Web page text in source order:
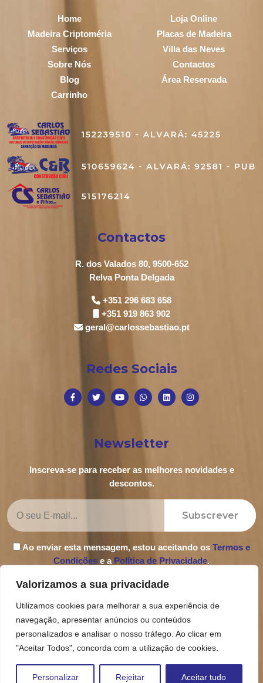
Valorizamos a sua privacidade
Utilizamos cookies para melhorar a sua experiência de
navegação, apresentar anúncios ou conteúdos
personalizados e analisar o nosso tráfego. Ao clicar em
"Aceitar Todos", concorda com a utilização de cookies.
Personalizar Rejeitar Aceitar tudo
Home
Loja Online
Madeira Criptoméria
Placas de Madeira
Serviços
Villa das Neves
Sobre Nós
Contactos
Blog
Área Reservada
Carrinho
Contactos
R. dos Valados 80, 9500-652
Relva Ponta Delgada
+351 296 683 658
+351 919 863 902
geral@carlossebastiao.pt
Redes Sociais
Newsletter
Inscreva-se para receber as melhores novidades e
descontos.
Subscrever
Ao enviar esta mensagem, estou aceitando os Termos e
Condições e a Política de Privacidade.
Política de Privacidade
Termos e Condições
Livro de Reclamações